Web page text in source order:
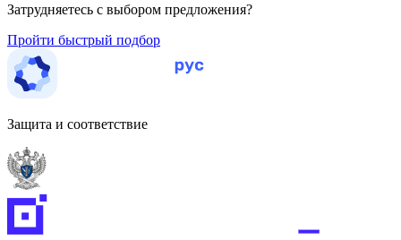
Затрудняетесь с выбором предложения?
Пройти быстрый подбор
Защита и соответствие